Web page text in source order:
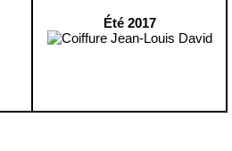
Été 2017